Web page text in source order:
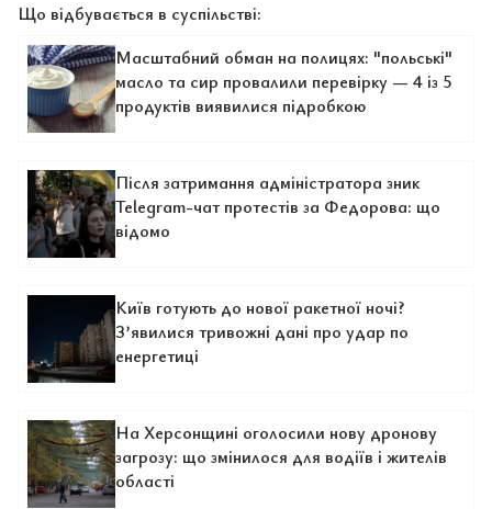
Що відбувається в суспільстві:
Масштабний обман на полицях: "польські"
масло та сир провалили перевірку — 4 із 5
продуктів виявилися підробкою
Після затримання адміністратора зник
Telegram-чат протестів за Федорова: що
відомо
Київ готують до нової ракетної ночі?
З’явилися тривожні дані про удар по
енергетиці
На Херсонщині оголосили нову дронову
загрозу: що змінилося для водіїв і жителів
області